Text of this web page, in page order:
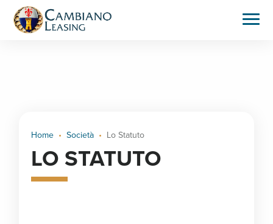
get_permalink
Home Società Lo Statuto
LO STATUTO